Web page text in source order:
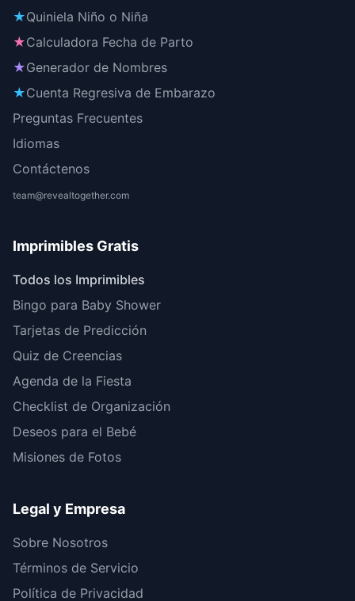
★Quiniela Niño o Niña
★Calculadora Fecha de Parto
★Generador de Nombres
★Cuenta Regresiva de Embarazo
Preguntas Frecuentes
Idiomas
Contáctenos
team@revealtogether.com
Imprimibles Gratis
Todos los Imprimibles
Bingo para Baby Shower
Tarjetas de Predicción
Quiz de Creencias
Agenda de la Fiesta
Checklist de Organización
Deseos para el Bebé
Misiones de Fotos
Legal y Empresa
Sobre Nosotros
Términos de Servicio
Política de Privacidad